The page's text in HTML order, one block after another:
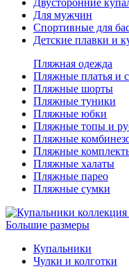
Двусторонние
Для мужчин
Спортивные для
Детские плавки и
Пляжная одежда
Пляжные платья и
Пляжные шорты
Пляжные туники
Пляжные юбки
Пляжные топы и
Пляжные
Пляжные
Пляжные халаты
Пляжные парео
Пляжные сумки
Большие размеры
Купальники
Чулки и колготки